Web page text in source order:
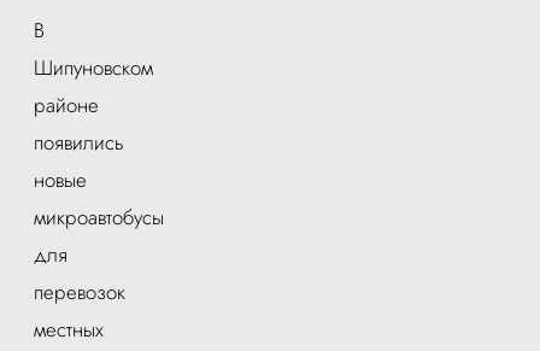
В
Шипуновском
районе
появились
новые
микроавтобусы
для
перевозок
местных